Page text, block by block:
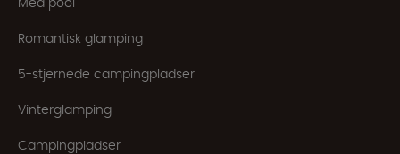
Romantisk glamping
5-stjernede campingpladser
Vinterglamping
Campingpladser